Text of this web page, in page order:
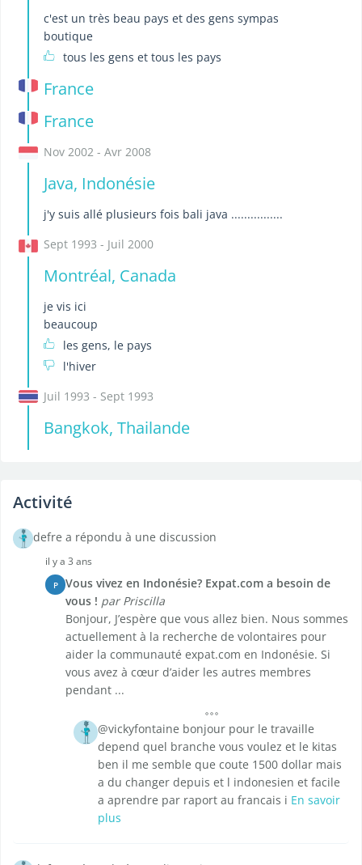
c'est un très beau pays et des gens sympas
boutique
tous les gens et tous les pays
France
France
Nov 2002 - Avr 2008
Java, Indonésie
j'y suis allé plusieurs fois bali java ................
Sept 1993 - Juil 2000
Montréal, Canada
je vis ici
beaucoup
les gens, le pays
l'hiver
Juil 1993 - Sept 1993
Bangkok, Thailande
Activité
defre a répondu à une discussion
il y a 3 ans
P
Vous vivez en Indonésie? Expat.com a besoin de
vous ! par Priscilla
Bonjour, J’espère que vous allez bien. Nous sommes
actuellement à la recherche de volontaires pour
aider la communauté expat.com en Indonésie. Si
vous avez à cœur d’aider les autres membres
pendant ...
@vickyfontaine bonjour pour le travaille
depend quel branche vous voulez et le kitas
ben il me semble que coute 1500 dollar mais
a du changer depuis et l indonesien et facile
a aprendre par raport au francais i En savoir
plus